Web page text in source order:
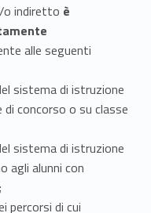
o indiretto è
alle seguenti
sistema di istruzione
concorso o su classe
sistema di istruzione
agli alunni con
percorsi di cui